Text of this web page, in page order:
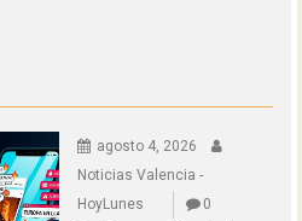
agosto 4, 2026
Noticias Valencia -
HoyLunes
0